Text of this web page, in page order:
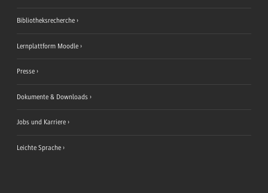
Bibliotheksrecherche
Lernplattform Moodle
Presse
Dokumente & Downloads
Jobs und Karriere
Leichte Sprache